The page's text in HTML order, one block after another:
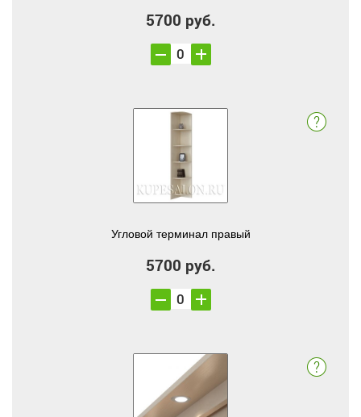
5700 руб.
Угловой терминал правый
5700 руб.